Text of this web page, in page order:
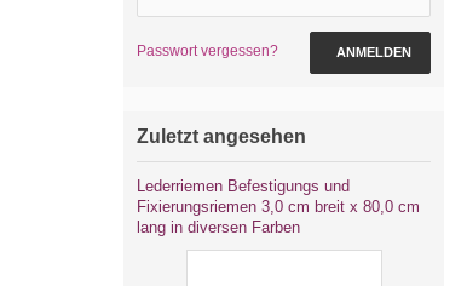
Passwort vergessen? ANMELDEN
Zuletzt angesehen
Lederriemen Befestigungs und
Fixierungsriemen 3,0 cm breit x 80,0 cm
lang in diversen Farben